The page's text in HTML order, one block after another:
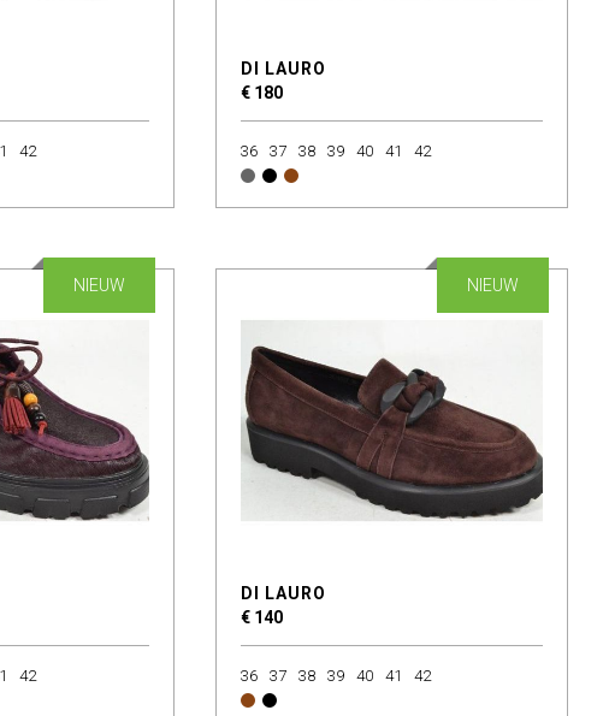
42
DI LAURO
€ 180
36 37 38 39 40 41 42
NIEUW
42
DI LAURO
€ 140
NIEUW
36 37 38 39 40 41 42